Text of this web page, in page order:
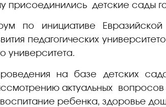
присоединились детские сады
по инициативе Евразийской
педагогических
университета.
на базе детских
актуальных
ребенка, здоровье